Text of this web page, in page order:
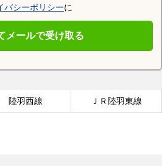
バシーポリシーに
メールで受け取る
羽前前波駅
陸羽西線 ＪＲ陸羽東線